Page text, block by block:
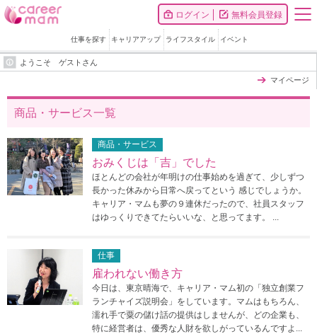
ログイン 無料会員登録
仕事を探す キャリアアップ ライフスタイル イベント
ようこそ ゲストさん
マイページ
商品・サービス一覧
商品・サービス
おみくじは「吉」でした
ほとんどの会社が年明けの仕事始めを過ぎて、少しずつ
長かった休みから日常へ戻ってという 感じでしょうか。
キャリア・マムも夢の９連休だったので、社員スタッフ
はゆっくりできてたらいいな、と思ってます。 ...
仕事
雇われない働き方
今日は、東京晴海で、キャリア・マム初の「独立創業フ
ランチャイズ説明会」をしています。マムはもちろん、
濡れ手で粟の儲け話の提供はしませんが、どの企業も、
特に経営者は、優秀な人財を欲しがっているんですよ...